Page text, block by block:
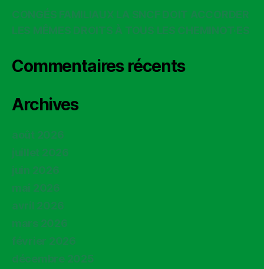
CONGÉS FAMILIAUX LA SNCF DOIT ACCORDER
LES MÊMES DROITS À TOUS LES CHEMINOT·ES
Commentaires récents
Archives
août 2026
juillet 2026
juin 2026
mai 2026
avril 2026
mars 2026
février 2026
décembre 2025